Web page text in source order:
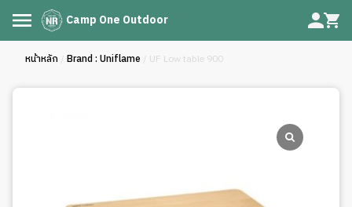
Camp One Outdoor
หน้าหลัก / Brand : Uniflame / UF Low table 900